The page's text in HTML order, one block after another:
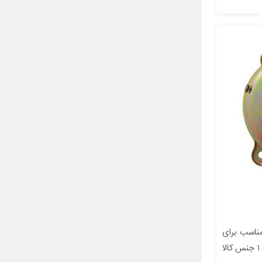
برای
خودرو پژو ۴۰۵ تعداد در بسته‌بندی ۱ جنس کالا